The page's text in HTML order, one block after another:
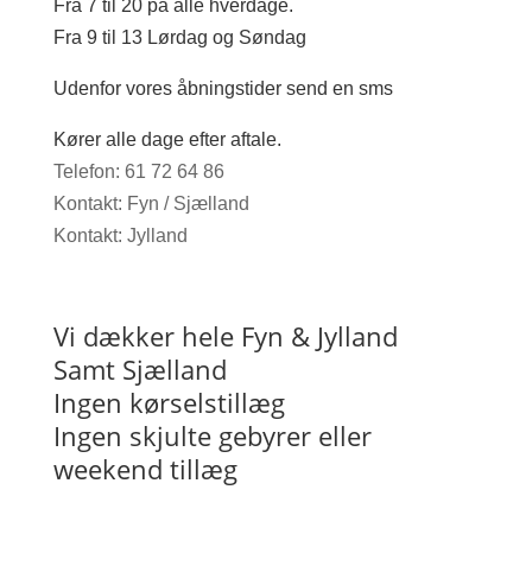
Fra 7 til 20 på alle hverdage.
Fra 9 til 13 Lørdag og Søndag
Udenfor vores åbningstider send en sms
Kører alle dage efter aftale.
Telefon: 61 72 64 86
Kontakt: Fyn / Sjælland
Kontakt: Jylland
Vi dækker hele Fyn & Jylland
Samt Sjælland
Ingen kørselstillæg
Ingen skjulte gebyrer eller
weekend tillæg